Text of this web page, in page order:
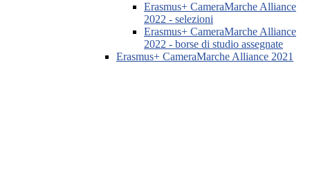
Erasmus+ CameraMarche Alliance
2022 - selezioni
Erasmus+ CameraMarche Alliance
2022 - borse di studio assegnate
Erasmus+ CameraMarche Alliance 2021